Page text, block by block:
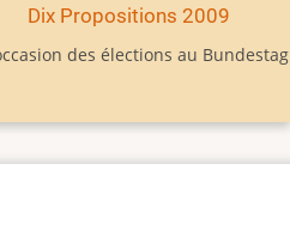
Dix Propositions 2009
des élections au Bundestag